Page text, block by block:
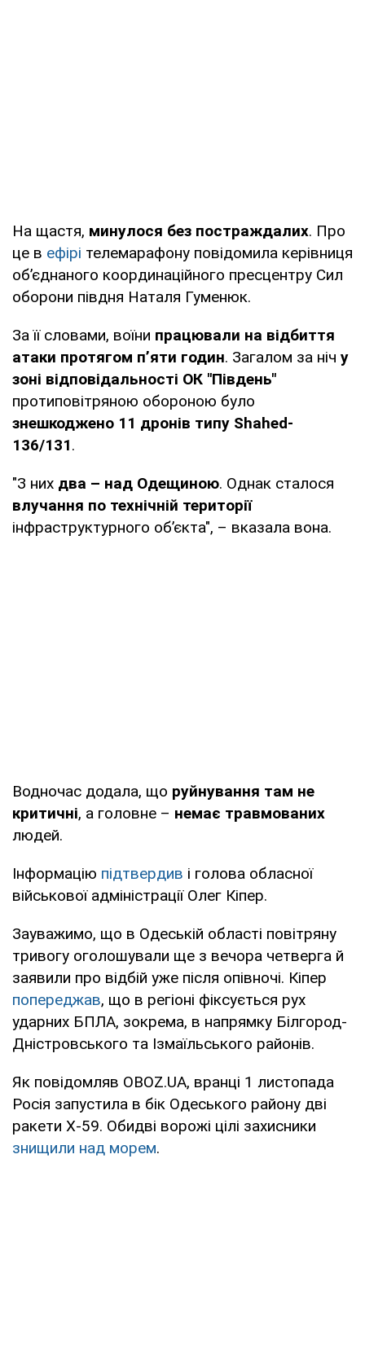
На щастя, минулося без постраждалих. Про
це в ефірі телемарафону повідомила керівниця
об’єднаного координаційного пресцентру Сил
оборони півдня Наталя Гуменюк.
За її словами, воїни працювали на відбиття
атаки протягом п’яти годин. Загалом за ніч у
зоні відповідальності ОК "Південь"
протиповітряною обороною було
знешкоджено 11 дронів типу Shahed-
136/131.
"З них два – над Одещиною. Однак сталося
влучання по технічній території
інфраструктурного об’єкта", – вказала вона.
Водночас додала, що руйнування там не
критичні, а головне – немає травмованих
людей.
Інформацію підтвердив і голова обласної
військової адміністрації Олег Кіпер.
Зауважимо, що в Одеській області повітряну
тривогу оголошували ще з вечора четверга й
заявили про відбій уже після опівночі. Кіпер
попереджав, що в регіоні фіксується рух
ударних БПЛА, зокрема, в напрямку Білгород-
Дністровського та Ізмаїльського районів.
Як повідомляв OBOZ.UA, вранці 1 листопада
Росія запустила в бік Одеського району дві
ракети Х-59. Обидві ворожі цілі захисники
знищили над морем.